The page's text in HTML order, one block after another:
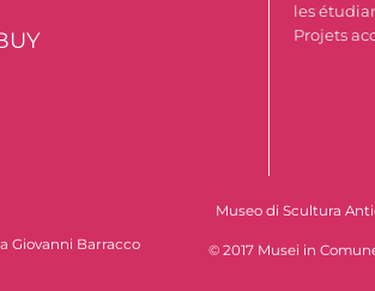
les
Projets
Giovanni Barracco
Museo di Scultura
© 2017 Musei in